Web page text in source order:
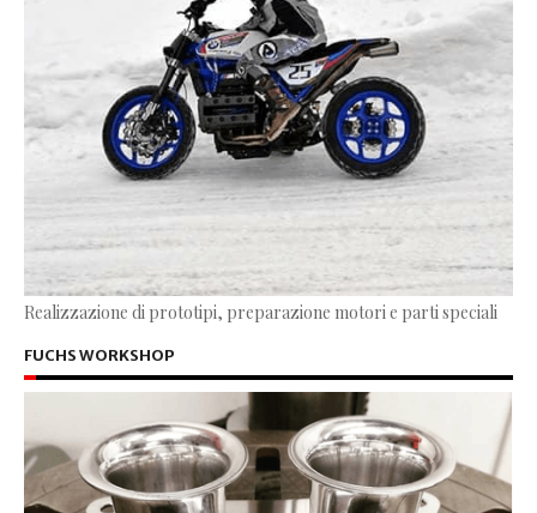
Realizzazione di prototipi, preparazione motori e parti speciali
FUCHS WORKSHOP